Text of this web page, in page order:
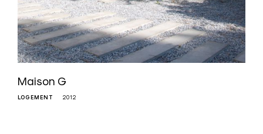
Maison G
LOGEMENT 2012